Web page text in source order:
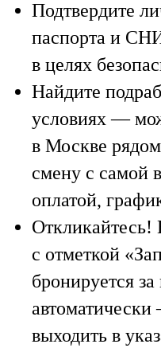
Подтвердите
паспорта и
в целях
Найдите
условиях —
в Москве
смену с самой
оплатой,
Откликайтесь!
с отметкой
бронируется
выходить в